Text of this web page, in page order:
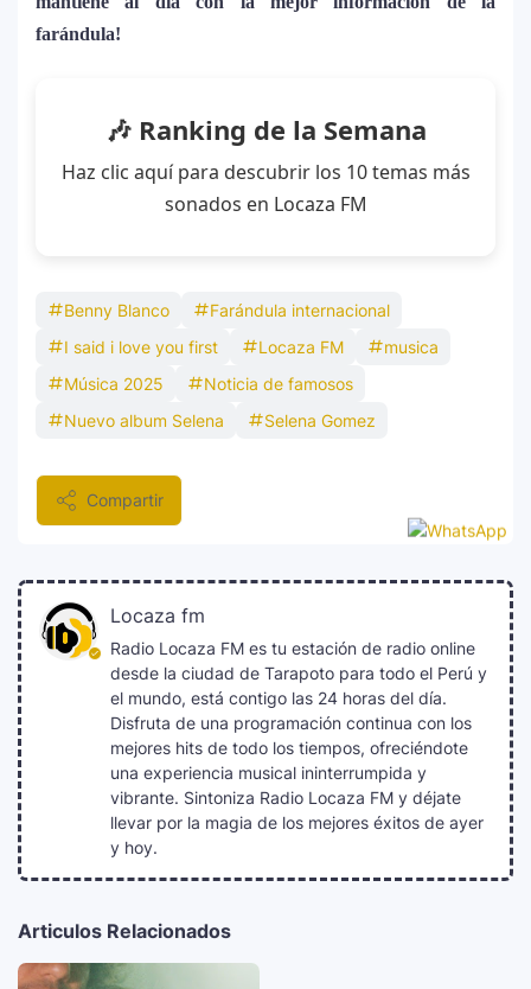
11
2026: el artista mejor pagado de la
Farándula ::. Isadora, hija de Chayanne,
logra su primera nominación a los Latin
Grammy 2025
farándula!
🎶 Ranking de la Semana
Haz clic aquí para descubrir los 10 temas más
sonados en Locaza FM
Benny Blanco
Farándula internacional
I said i love you first
Locaza FM
musica
Música 2025
Noticia de famosos
Nuevo album Selena
Selena Gomez
Compartir
Locaza fm
Radio Locaza FM es tu estación de radio online
desde la ciudad de Tarapoto para todo el Perú y
el mundo, está contigo las 24 horas del día.
Disfruta de una programación continua con los
mejores hits de todo los tiempos, ofreciéndote
una experiencia musical ininterrumpida y
vibrante. Sintoniza Radio Locaza FM y déjate
llevar por la magia de los mejores éxitos de ayer
y hoy.
Articulos Relacionados